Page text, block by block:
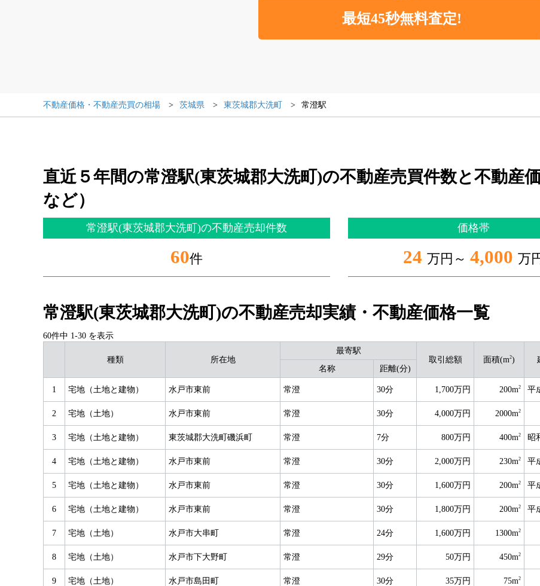
不動産価格・不動産売買の相場 茨城県 東茨城郡大洗町 常澄駅
直近５年間の常澄駅(東茨城郡大洗町)の不動産売買件数と不動産
など）
常澄駅(東茨城郡大洗町)の不動産売却件数
60件
価格帯
24 万円～ 4,000 万
常澄駅(東茨城郡大洗町)の不動産売却実績・不動産価格一覧
60件中 1-30 を表示
種類 所在地
最寄駅
取引総額
面積(m2)
名称
距離(分)
1 宅地（土地と建物） 水戸市東前 常澄 30分 1,700万円 200m2 平
2 宅地（土地） 水戸市東前 常澄 30分 4,000万円 2000m2
3 宅地（土地と建物） 東茨城郡大洗町磯浜町 常澄 7分 800万円 400m2 昭
4 宅地（土地と建物） 水戸市東前 常澄 30分 2,000万円 230m2 平
5 宅地（土地と建物） 水戸市東前 常澄 30分 1,600万円 200m2 平
6 宅地（土地と建物） 水戸市東前 常澄 30分 1,800万円 200m2 平
7 宅地（土地） 水戸市大串町 常澄 24分 1,600万円 1300m2
8 宅地（土地） 水戸市下大野町 常澄 29分 50万円 450m2
9 宅地（土地） 水戸市島田町 常澄 30分 35万円 75m2